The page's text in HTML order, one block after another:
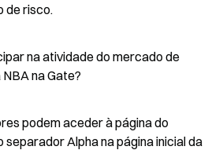
de risco.
na atividade do mercado de
na Gate?
podem aceder à página do
Alpha na página inicial da